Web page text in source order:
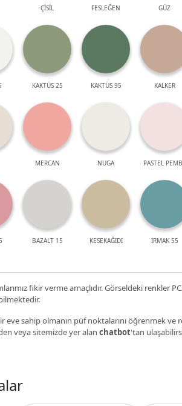
ÇİSİL FESLEĞEN GÜZ
KAKTÜS 25 KAKTÜS 95 KALKER
MERCAN NUGA PASTEL
BAZALT 15 KESEKAĞIDI IRMAK 55
fikir verme amaçlıdır. Görseldeki renkler
eve sahip olmanın püf noktalarını öğrenmek ve
veya sitemizde yer alan chatbot'tan